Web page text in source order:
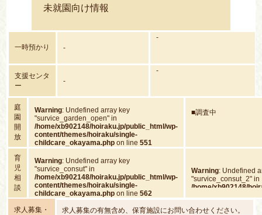
未就園向け情報
一時預かり -
-
支援センタ
ー
-
-
庭
園
開
放
Warning: Undefined array key
"survice_garden_open" in
/home/xb902148/hoiraku.jp/public_html/wp-
content/themes/hoiraku/single-
childcare_okayama.php on line551
■調査中
育
児
相
談
Warning: Undefined array key
"survice_consut" in
/home/xb902148/hoiraku.jp/public_html/wp-
content/themes/hoiraku/single-
childcare_okayama.php on line562
Warning: Undefined
"survice_consut_2" in
/home/xb902148/
求人募集・
求人募集の有無含め、保育施設にお問い合わせください。